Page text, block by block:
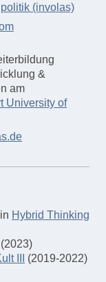
(involas)
&
am
University of
Hybrid Thinking
III
(2019-2022)